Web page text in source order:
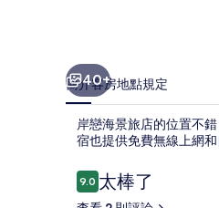
40+
簡介客房地點規定
岸戀海景旅店的位置不
宿也提供免費無線上網和
評
論
9.09.0 分，滿分 10 分，
太棒了